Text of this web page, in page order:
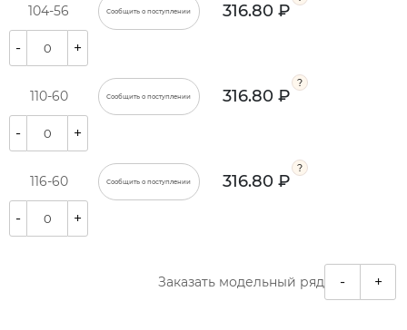
104-56 Сообщить о поступлении 316.80 ₽
- +
110-60 Сообщить о поступлении 316.80 ₽
- +
116-60 Сообщить о поступлении 316.80 ₽
- +
Заказать модельный ряд - +